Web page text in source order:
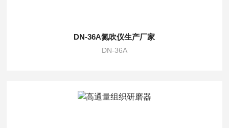
DN-36A氮吹仪生产厂家
DN-36A